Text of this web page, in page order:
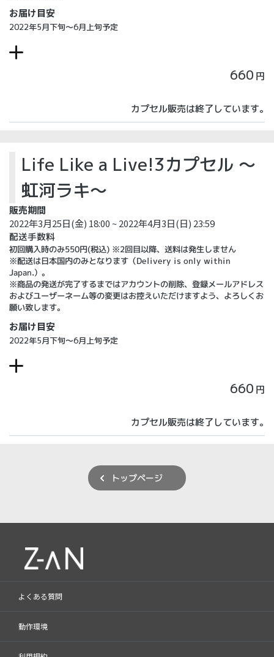
お届け目安
2022年5月下旬～6月上旬予定
660 円
カプセル販売は終了しています。
Life Like a Live!3カプセル ～
虹河ラキ～
販売期間
2022年3月25日(金) 18:00 ~ 2022年4月3日(日) 23:59
配送手数料
初回購入時のみ550円(税込) ※2回目以降、送料は発生しません
※配送は日本国内のみとなります（Delivery is only within
Japan.）。
※商品の発送が完了するまではアカウントの削除、登録メールアドレス
およびユーザーネーム等の変更はお控えいただけますよう、よろしくお
願い致します。
お届け目安
2022年5月下旬～6月上旬予定
660 円
カプセル販売は終了しています。
トップページ
よくある質問
動作環境